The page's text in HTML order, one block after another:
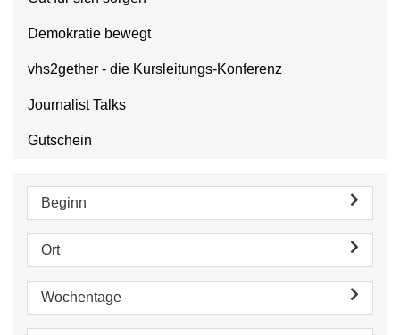
Demokratie bewegt
vhs2gether - die Kursleitungs-Konferenz
Journalist Talks
Gutschein
Beginn
Ort
Wochentage